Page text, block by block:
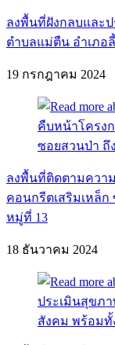
ลงพื้นที่ฝังกลบและ
ตำบลแม่ตืน อำเภอ
19 กรกฎาคม 2024
ลงพื้นที่ติดตามควา
คอนกรีตเสริมเหล็
หมู่ที่ 13
18 ธันวาคม 2024